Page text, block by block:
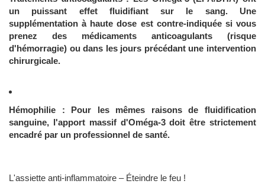
un puissant effet fluidifiant sur le sang. Une
supplémentation à haute dose est contre-indiquée si vous
prenez des médicaments anticoagulants (risque
d'hémorragie) ou dans les jours précédant une intervention
chirurgicale.
Hémophilie : Pour les mêmes raisons de fluidification
sanguine, l'apport massif d'Oméga-3 doit être strictement
encadré par un professionnel de santé.
L'assiette anti-inflammatoire – Éteindre le feu !